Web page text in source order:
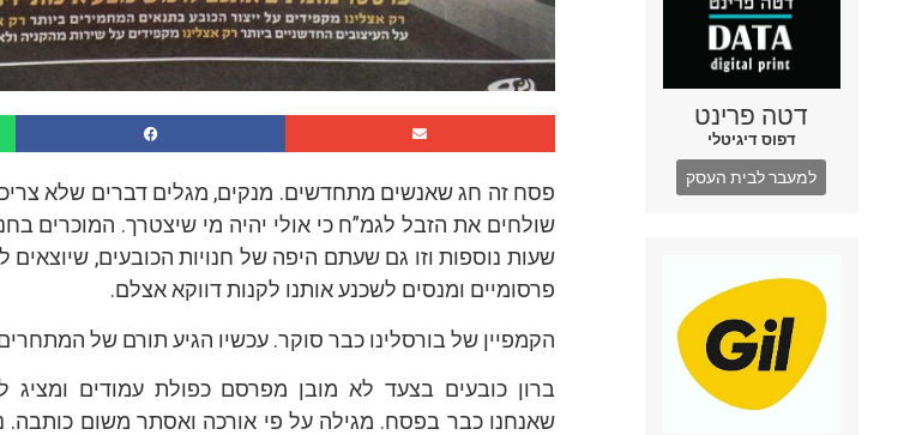
דטה פרינט
דפוס דיגיטלי
למעבר לבית העסק
פסח זה חג שאנשים מתחדשים. מנקים, מגלים דברים שלא
שולחים את הזבל לגמ”ח כי אולי יהיה מי שיצטרך. המוכרים
שעות נוספות וזו גם שעתם היפה של חנויות הכובעים,
פרסומיים ומנסים לשכנע אותנו לקנות דווקא אצלם.
הקמפיין של בורסלינו כבר סוקר. עכשיו הגיע תורם של
ברון כובעים בצעד לא מובן מפרסם כפולת עמודים ומציג
שאנחנו כבר בפסח. מגילה על פי אורכה ואסתר משום